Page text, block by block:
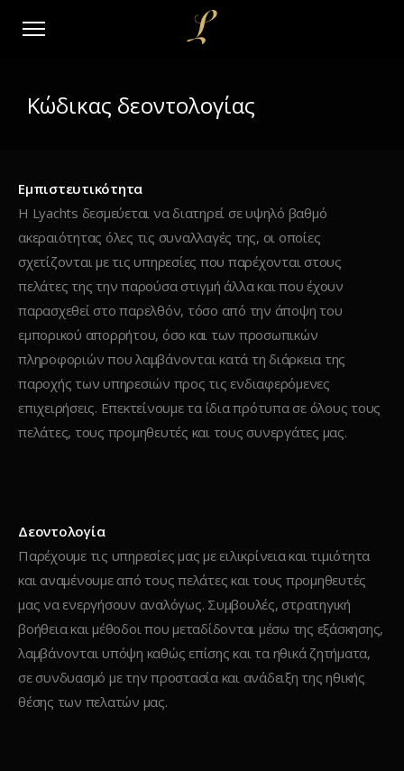
Κώδικας δεοντολογίας
Εμπιστευτικότητα
Η Lyachts δεσμεύεται να διατηρεί σε υψηλό βαθμό
ακεραιότητας όλες τις συναλλαγές της, οι οποίες
σχετίζονται με τις υπηρεσίες που παρέχονται στους
πελάτες της την παρούσα στιγμή άλλα και που έχουν
παρασχεθεί στο παρελθόν, τόσο από την άποψη του
εμπορικού απορρήτου, όσο και των προσωπικών
πληροφοριών που λαμβάνονται κατά τη διάρκεια της
παροχής των υπηρεσιών προς τις ενδιαφερόμενες
επιχειρήσεις. Επεκτείνουμε τα ίδια πρότυπα σε όλους τους
πελάτες, τους προμηθευτές και τους συνεργάτες μας.
Δεοντολογία
Παρέχουμε τις υπηρεσίες μας με ειλικρίνεια και τιμιότητα
και αναμένουμε από τους πελάτες και τους προμηθευτές
μας να ενεργήσουν αναλόγως. Συμβουλές, στρατηγική
βοήθεια και μέθοδοι που μεταδίδονται μέσω της εξάσκησης,
λαμβάνονται υπόψη καθώς επίσης και τα ηθικά ζητήματα,
σε συνδυασμό με την προστασία και ανάδειξη της ηθικής
θέσης των πελατών μας.